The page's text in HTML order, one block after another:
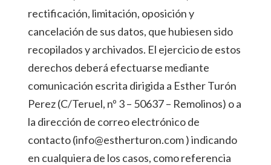
rectificación, limitación, oposición y
cancelación de sus datos, que hubiesen sido
recopilados y archivados. El ejercicio de estos
derechos deberá efectuarse mediante
comunicación escrita dirigida a Esther Turón
Perez (C/Teruel, nº 3 – 50637 – Remolinos) o a
la dirección de correo electrónico de
contacto (info@estherturon.com ) indicando
en cualquiera de los casos, como referencia